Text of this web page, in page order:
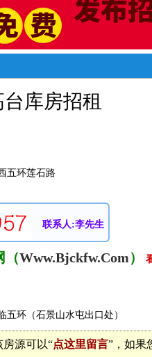
库房招租
五环莲石路
联系人:李先生
（Www.Bjckfw.Com）
环（石景山水屯出口处）
源可以“点这里留言”，如果